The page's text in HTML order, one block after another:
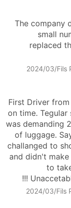
The company
small
replaced
First Driver
on time.
was demanding
of luggage.
challanged to
and didn't
to